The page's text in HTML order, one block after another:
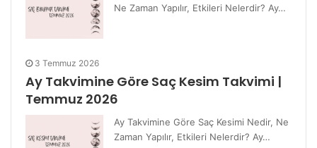
Ne Zaman Yapılır, Etkileri Nelerdir? Ay…
3 Temmuz 2026
Ay Takvimine Göre Saç Kesim Takvimi |
Temmuz 2026
Ay Takvimine Göre Saç Kesimi Nedir, Ne
Zaman Yapılır, Etkileri Nelerdir? Ay…